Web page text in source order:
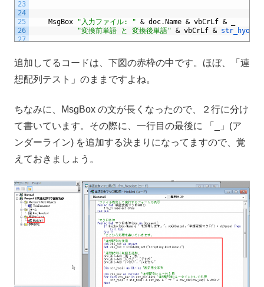
23
24
25
26
27
MsgBox "入力ファイル: " & doc.Name & vbCrLf &
"変換前単語 と 変換後単語" & vbCrLf & str_hyoji
追加してるコードは、下図の赤枠の中です。ほぼ、「連
想配列テスト」のままですよね。
ちなみに、MsgBox の文が長くなったので、２行に分け
て書いています。その際に、一行目の最後に 「_」(ア
ンダーライン) を追加する決まりになってますので、覚
えておきましょう。